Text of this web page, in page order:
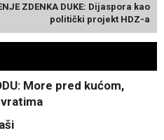
ZDENKA DUKE: Dijaspora kao
politički projekt HDZ-a
More pred kućom,